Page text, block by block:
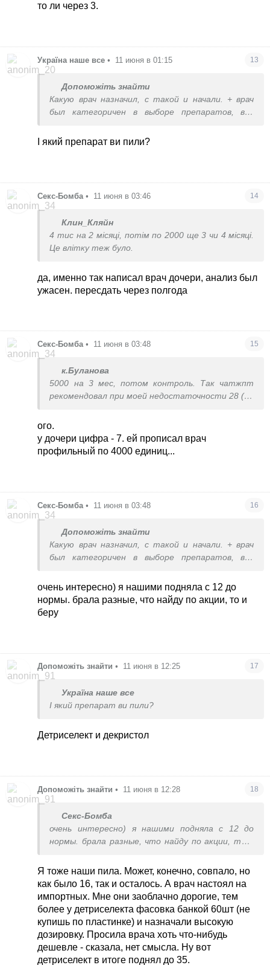
то ли через 3.
Україна наше все • 11 июня в 01:15 13
Допоможіть знайти
Какую врач назначил, с такой и начали. + врач
был категоричен в выборе препаратов, все
Пересдавали с дочкой, по-моему, то ли через
І який препарат ви пили?
Секс-Бомба • 11 июня в 03:46 14
Клин_Кляйн
4 тис на 2 місяці, потім по 2000 ще 3 чи 4 місяці.
Це влітку теж було.
да, именно так написал врач дочери, анализ был
ужасен. пересдать через полгода
Секс-Бомба • 11 июня в 03:48 15
к.Буланова
5000 на 3 мес, потом контроль. Так чатжпт
рекомендовал при моей недостаточности 28 (не
ого.
у дочери цифра - 7. ей прописал врач
профильный по 4000 единиц...
Секс-Бомба • 11 июня в 03:48 16
Допоможіть знайти
Какую врач назначил, с такой и начали. + врач
был категоричен в выборе препаратов, все
Пересдавали с дочкой, по-моему, то ли через
мес, то ли через 3.
очень интересно) я нашими подняла с 12 до
нормы. брала разные, что найду по акции, то и
беру
Допоможіть знайти • 11 июня в 12:25 17
Україна наше все
І який препарат ви пили?
Детриселект и декристол
Допоможіть знайти • 11 июня в 12:28 18
Секс-Бомба
очень интересно) я нашими подняла с 12 до
нормы. брала разные, что найду по акции, то и
Я тоже наши пила. Может, конечно, совпало, но
как было 16, так и осталось. А врач настоял на
импортных. Мне они заоблачно дорогие, тем
более у детриселекта фасовка банкой 60шт (не
купишь по пластинке) и назначали высокую
дозировку. Просила врача хоть что-нибудь
дешевле - сказала, нет смысла. Ну вот
детриселект в итоге поднял до 35.